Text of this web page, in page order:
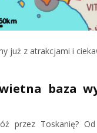
już z atrakcjami i
baza
przez Toskanię?